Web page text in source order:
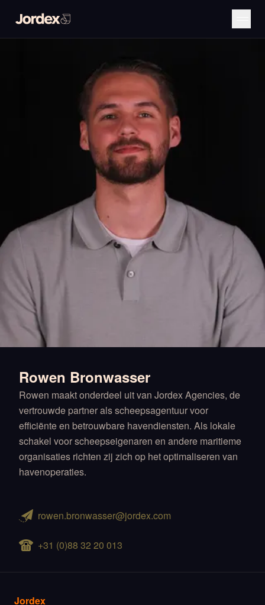
Rowen Bronwasser
Rowen maakt onderdeel uit van Jordex Agencies, de
vertrouwde partner als scheepsagentuur voor
efficiënte en betrouwbare havendiensten. Als lokale
schakel voor scheepseigenaren en andere maritieme
organisaties richten zij zich op het optimaliseren van
havenoperaties.
rowen.bronwasser@jordex.com
+31 (0)88 32 20 013
Jordex